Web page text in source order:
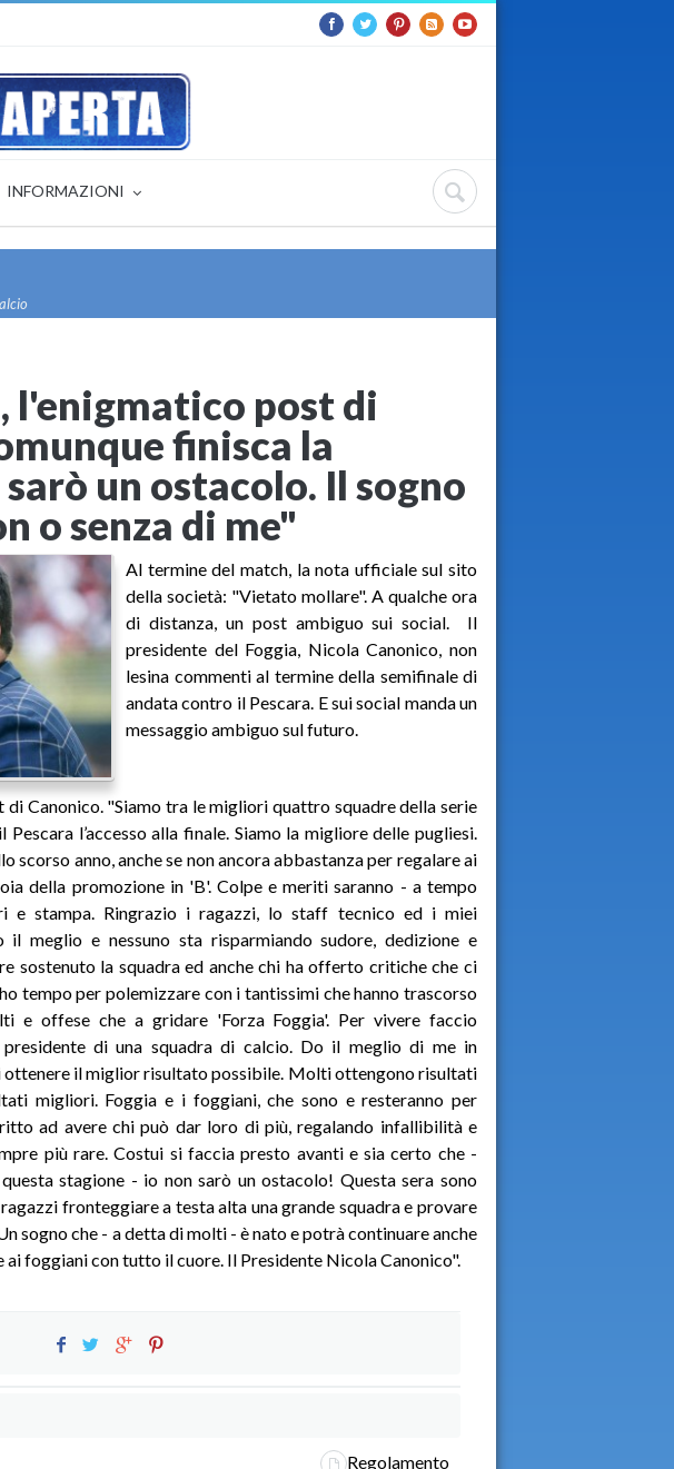
INFORMAZIONI
l'enigmatico post di
finisca la
un ostacolo. Il sogno
o senza di me"
Al termine del match, la nota ufficiale sul sito
della società: "Vietato mollare". A qualche ora
di distanza, un post ambiguo sui social. Il
presidente del Foggia, Nicola Canonico, non
lesina commenti al termine della semifinale di
andata contro il Pescara. E sui social manda un
messaggio ambiguo sul futuro.
di Canonico. "Siamo tra le migliori quattro squadre della serie
l’accesso alla finale. Siamo la migliore delle pugliesi.
anno, anche se non ancora abbastanza per regalare ai
della promozione in 'B'. Colpe e meriti saranno - a tempo
e stampa. Ringrazio i ragazzi, lo staff tecnico ed i miei
meglio e nessuno sta risparmiando sudore, dedizione e
sostenuto la squadra ed anche chi ha offerto critiche che ci
tempo per polemizzare con i tantissimi che hanno trascorso
e offese che a gridare 'Forza Foggia'. Per vivere faccio
presidente di una squadra di calcio. Do il meglio di me in
ottenere il miglior risultato possibile. Molti ottengono risultati
migliori. Foggia e i foggiani, che sono e resteranno per
ad avere chi può dar loro di più, regalando infallibilità e
più rare. Costui si faccia presto avanti e sia certo che -
stagione - io non sarò un ostacolo! Questa sera sono
fronteggiare a testa alta una grande squadra e provare
sogno che - a detta di molti - è nato e potrà continuare anche
ai foggiani con tutto il cuore. Il Presidente Nicola Canonico".
Regolamento